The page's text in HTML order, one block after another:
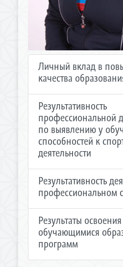
Личный вклад в
качества
Результативность
профессиональной
по выявлению у
способностей к
деятельности
Результативность
профессиональном
Результаты освоения
обучающимися
программ